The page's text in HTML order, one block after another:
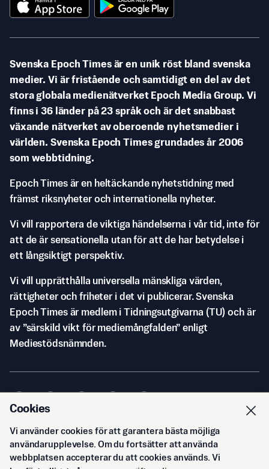
Svenska Epoch Times är en unik röst bland svenska
medier. Vi är fristående och samtidigt en del av det
stora globala medienätverket Epoch Media Group. Vi
finns i 36 länder på 23 språk och är det snabbast
växande nätverket av oberoende nyhetsmedier i
världen. Svenska Epoch Times grundades år 2006
som webbtidning.
Epoch Times är en heltäckande nyhetstidning med
främst riksnyheter och internationella nyheter.
Vi vill rapportera de viktiga händelserna i vår tid, inte för
att de är sensationella utan för att de har betydelse i
ett långsiktigt perspektiv.
Vi vill upprätthålla universella mänskliga värden,
rättigheter och friheter i det vi publicerar. Svenska
Epoch Times är medlem i Tidningsutgivarna (TU) och är
av ”särskild vikt för mediemångfalden” enligt
Mediestödsnämnden.
© Svenska Epoch Times AB2026
Cookies
Vi använder cookies för att garantera bästa möjliga
användarupplevelse. Om du fortsätter att använda
webbplatsen accepterar du att cookies används. Vi